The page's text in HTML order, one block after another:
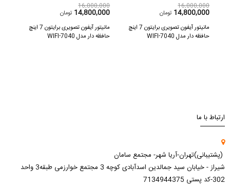
16,000,000
14,800,000 تومان
مانیتور آیفون تصویری برایتون 7 اینچ
حافظه دار مدل 7040-WIFI
16,000,000
14,800,000 تومان
مانیتور آیفون تصویری برایتون 7 اینچ
حافظه دار مدل 7040-WIFI
ارتباط با ما
(پشتیبانی)تهران-آریا شهر- مجتمع سامان
شیراز - خیابان سید جمالدین اسدآبادی کوچه 3 مجتمع خوارزمی طبقه3 واحد
302-کد پستی 7134944375